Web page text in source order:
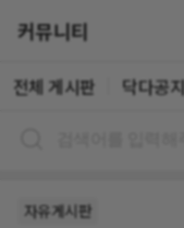
커뮤니티
전체 게시판 닥다공지
자유게시판